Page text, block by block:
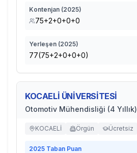
Kontenjan (2025)
75+2+0+0+0
Yerleşen (2025)
77(75+2+0+0+0)
KOCAELİ ÜNİVERSİTESİ
Otomotiv Mühendisliği (4 Yıllık)
KOCAELİ Örgün Ücretsiz
2025 Taban Puan